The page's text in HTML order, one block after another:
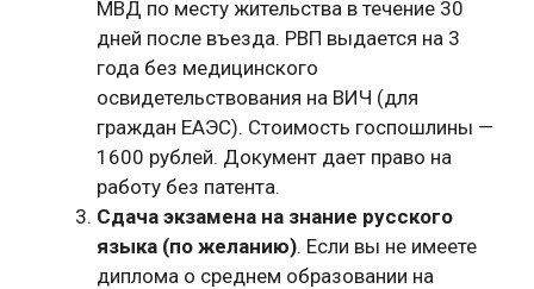
МВД по месту жительства в течение 30
дней после въезда. РВП выдается на 3
года без медицинского
освидетельствования на ВИЧ (для
граждан ЕАЭС). Стоимость госпошлины —
1600 рублей. Документ дает право на
работу без патента.
Сдача экзамена на знание русского
языка (по желанию). Если вы не имеете
диплома о среднем образовании на